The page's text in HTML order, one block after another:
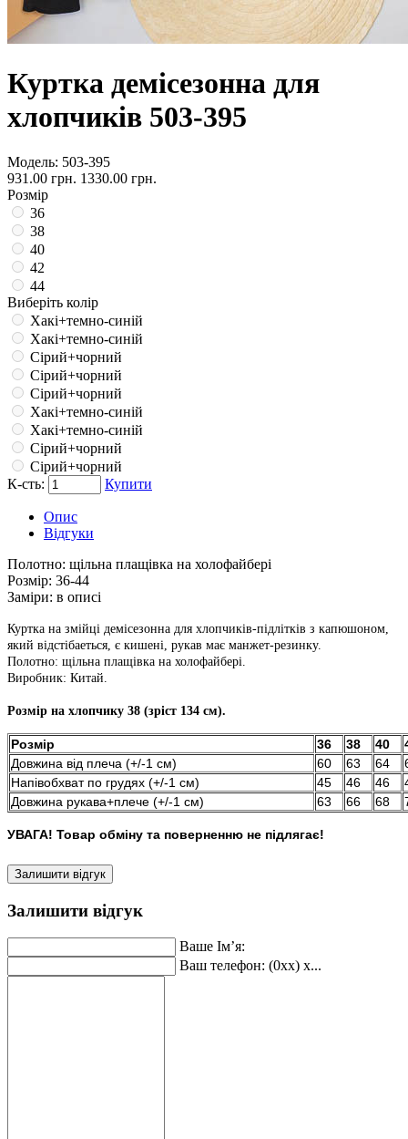
Куртка демісезонна для
хлопчиків 503-395
Модель: 503-395
931.00 грн. 1330.00 грн.
Розмір
36
38
40
42
44
Виберіть колір
Хакі+темно-синій
Хакі+темно-синій
Сірий+чорний
Сірий+чорний
Сірий+чорний
Хакі+темно-синій
Хакі+темно-синій
Сірий+чорний
Сірий+чорний
К-сть:
Купити
Опис
Відгуки
Полотно: щільна плащівка на холофайбері
Розмір: 36-44
Заміри: в описі
Куртка на змійці демісезонна для хлопчиків-підлітків з капюшоном,
який відстібаеться , є кишені, рукав має манжет-резинку.
Полотно: щільна плащівка на холофайбері.
Виробник: Китай.
Розмір на хлопчику 38 (зріст 134 см).
Розмір 36 38 40
Довжина від плеча (+/-1 см)
60 63 64
Напівобхват по грудях (+/-1 см)
45 46 46
Довжина рукава+плече (+/-1 см)
63 66 68
УВАГА! Товар обміну та поверненню не підлягає!
Залишити відгук
Залишити відгук
Ваше Ім’я:
Ваш телефон: (0xx) x...